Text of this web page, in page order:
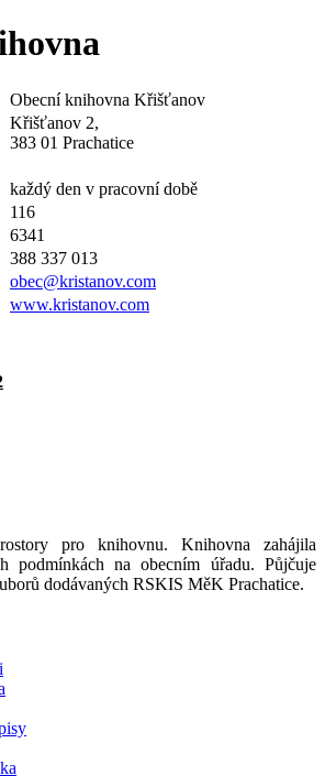
Obecní knihovna Křišťanov
Křišťanov 2,
383 01 Prachatice
každý den v pracovní době
116
6341
388 337 013
obec@kristanov.com
www.kristanov.com
pro knihovnu. Knihovna zahájila
podmínkách na obecním úřadu. Půjčuje
dodávaných RSKIS MěK Prachatice.